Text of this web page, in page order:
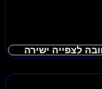
לצפייה ישירה